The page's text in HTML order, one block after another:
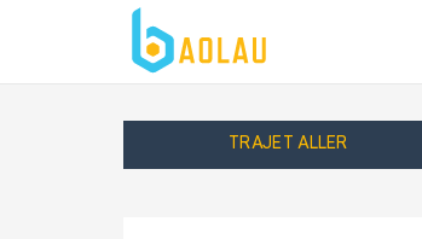
TRAJET ALLER